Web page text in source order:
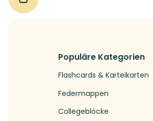
Populäre Kategorien
Flashcards & Karteikarten
Federmappen
Collegeblöcke